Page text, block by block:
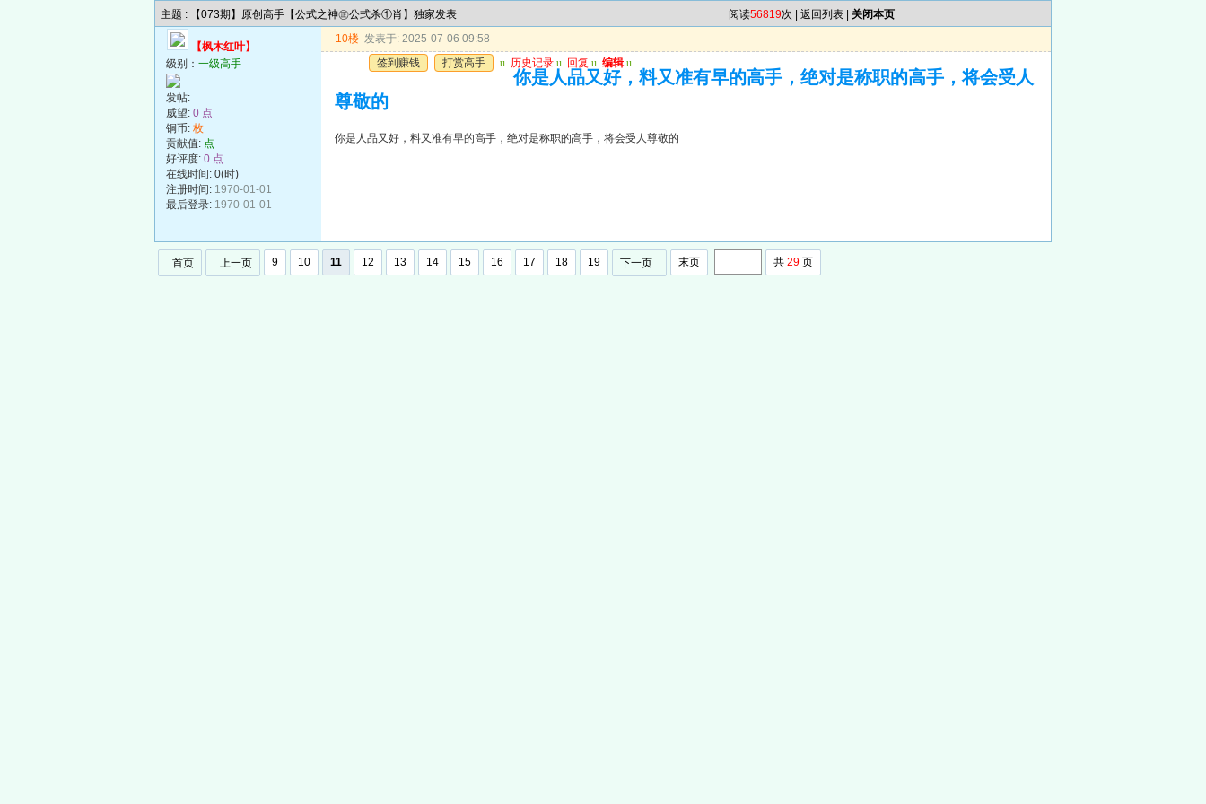
主题 : 【073期】原创高手【公式之神㊣公式杀①肖】独家发表 阅读56819次 | 返回列表 关闭本页
【枫木红叶】
级别： 一级高手
发帖:
威望: 0 点
铜币: 枚
贡献值: 点
好评度: 0 点
在线时间: 0(时)
注册时间: 1970-01-01
最后登录: 1970-01-01
10楼 发表于: 2025-07-06 09:58
签到赚钱
打赏高手 u 历史记录 u 回复 u 编辑 u
你是人品又好，料又准有早的高手，绝对是称职的高手，将会受人
尊敬的
你是人品又好，料又准有早的高手，绝对是称职的高手，将会受人尊敬的
首页 上一页 9 10 11 12 13 14 15 16 17 18 19 下一页 末页 共 29 页